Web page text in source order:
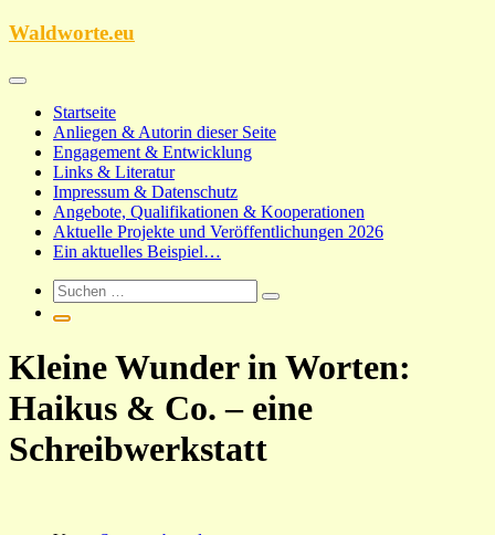
Zum
Waldworte.eu
Startseite
Anliegen & Autorin dieser Seite
Engagement & Entwicklung
Links & Literatur
Impressum & Datenschutz
Angebote, Qualifikationen & Kooperationen
Aktuelle Projekte und Veröffentlichungen 2026
Ein aktuelles Beispiel…
Kleine Wunder in Worten:
Haikus & Co. – eine
Schreibwerkstatt